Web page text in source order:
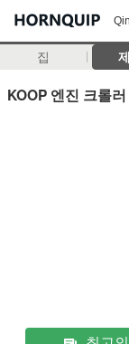
집
KOOP 엔진 크롤